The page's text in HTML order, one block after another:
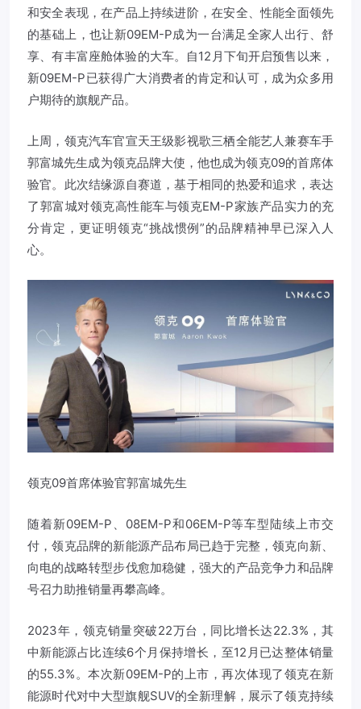
和安全表现，在产品上持续进阶，在安全、性能全面领先
的基础上，也让新09EM-P成为一台满足全家人出行、舒
享、有丰富座舱体验的大车。自12月下旬开启预售以来，
新09EM-P已获得广大消费者的肯定和认可，成为众多用
户期待的旗舰产品。
上周，领克汽车官宣天王级影视歌三栖全能艺人兼赛车手
郭富城先生成为领克品牌大使，他也成为领克09的首席体
验官。此次结缘源自赛道，基于相同的热爱和追求，表达
了郭富城对领克高性能车与领克EM-P家族产品实力的充
分肯定，更证明领克“挑战惯例”的品牌精神早已深入人
心。
领克09首席体验官郭富城先生
随着新09EM-P、08EM-P和06EM-P等车型陆续上市交
付，领克品牌的新能源产品布局已趋于完整，领克向新、
向电的战略转型步伐愈加稳健，强大的产品竞争力和品牌
号召力助推销量再攀高峰。
2023年，领克销量突破22万台，同比增长达22.3%，其
中新能源占比连续6个月保持增长，至12月已达整体销量
的55.3%。本次新09EM-P的上市，再次体现了领克在新
能源时代对中大型旗舰SUV的全新理解，展示了领克持续